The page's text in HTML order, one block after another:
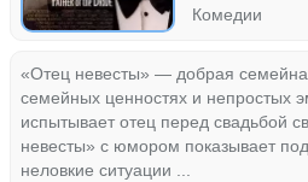
Комедии
«Отец невесты» — добрая
семейных ценностях и непростых
испытывает отец перед свадьбой
невесты» с юмором показывает
неловкие ситуации ...